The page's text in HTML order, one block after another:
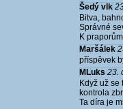
Šedý vlk
Bitva,
Správné
K
Maršálek
příspěvek
MLuks 23.
Když už
kontrola
Ta díra je